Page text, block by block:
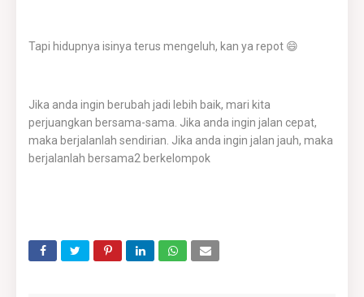
Tapi hidupnya isinya terus mengeluh, kan ya repot 😄
Jika anda ingin berubah jadi lebih baik, mari kita
perjuangkan bersama-sama. Jika anda ingin jalan cepat,
maka berjalanlah sendirian. Jika anda ingin jalan jauh, maka
berjalanlah bersama2 berkelompok